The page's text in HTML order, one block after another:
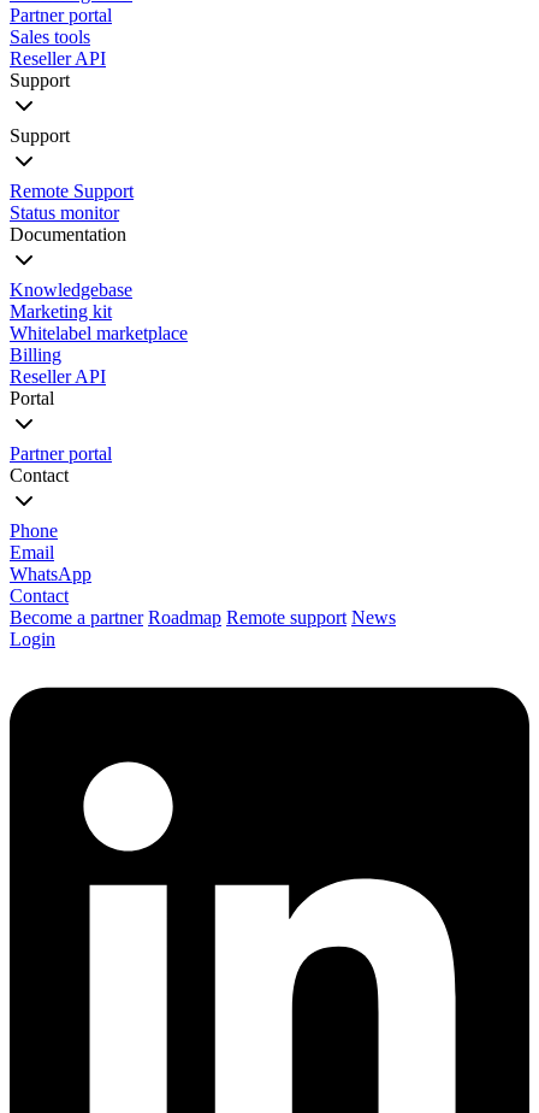
Partner portal
Sales tools
Reseller API
Support
Support
Remote Support
Status monitor
Documentation
Knowledgebase
Marketing kit
Whitelabel marketplace
Billing
Reseller API
Portal
Partner portal
Contact
Phone
Email
WhatsApp
Contact
Become a partner Roadmap Remote support News
Login